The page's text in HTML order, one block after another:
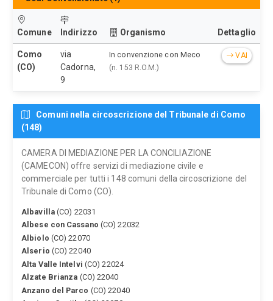
Comune Indirizzo Organismo Dettaglio
Como
(CO)
via
Cadorna,
9
In convenzione con Meco
(n. 153 R.O.M.)
VAI
Comuni nella circoscrizione del Tribunale di Como
(148)
CAMERA DI MEDIAZIONE PER LA CONCILIAZIONE
(CAMECON) offre servizi di mediazione civile e
commerciale per tutti i 148 comuni della circoscrizione del
Tribunale di Como (CO).
Albavilla(CO) 22031
Albese con Cassano (CO) 22032
Albiolo (CO) 22070
Alserio (CO) 22040
Alta Valle Intelvi (CO) 22024
Alzate Brianza (CO) 22040
Anzano del Parco (CO) 22040